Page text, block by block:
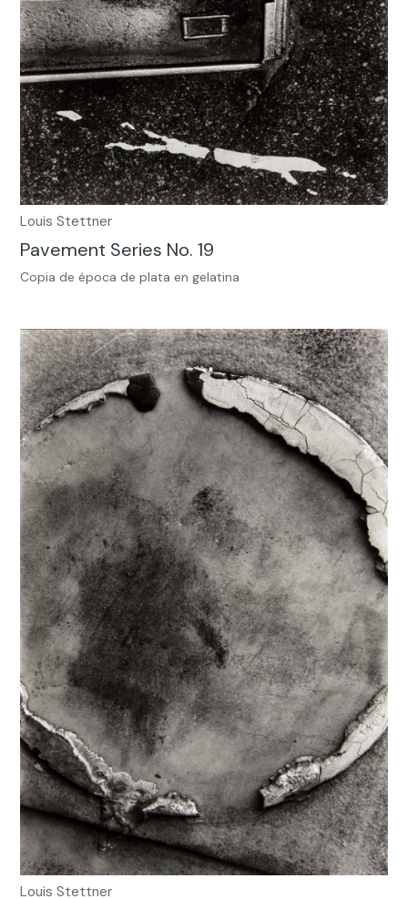
Louis Stettner
Pavement Series No. 19
Copia de época de plata en gelatina
Louis Stettner